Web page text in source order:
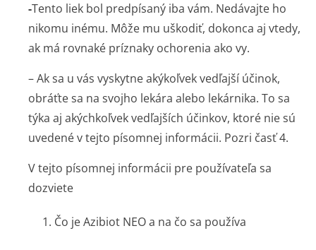
-Tento liek bol predpísaný iba vám. Nedávajte ho
nikomu inému. Môže mu uškodiť, dokonca aj vtedy,
ak má rovnaké príznaky ochorenia ako vy.
– Ak sa u vás vyskytne akýkoľvek vedľajší účinok,
obráťte sa na svojho lekára alebo lekárnika. To sa
týka aj akýchkoľvek vedľajších účinkov, ktoré nie sú
uvedené v tejto písomnej informácii. Pozri časť 4.
V tejto písomnej informácii pre používateľa sa
dozviete
1. Čo je Azibiot NEO a na čo sa používa